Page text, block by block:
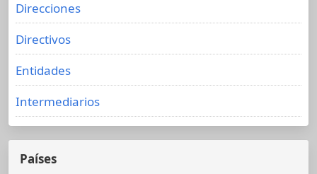
Direcciones
Directivos
Entidades
Intermediarios
Países